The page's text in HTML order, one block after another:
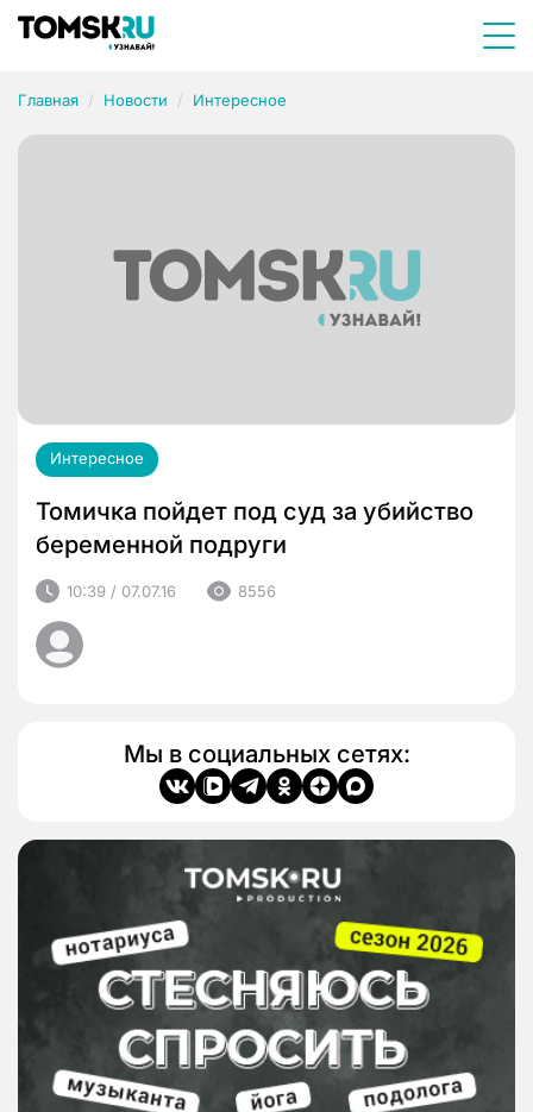
Главная Новости Интересное
Интересное
Томичка пойдет под суд за убийство
беременной подруги
10:39 / 07.07.16 8556
Мы в социальных сетях: